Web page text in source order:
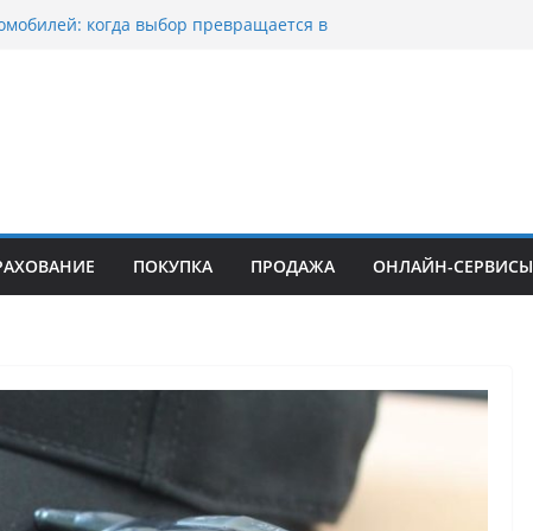
когда выбор превращается в
битых авто в Москве: почему
выбирают mos-auto
серьги: вечная классика или
ПОКУПКА ПРОДАЖА ОНЛАЙН-СЕРВИСЫ